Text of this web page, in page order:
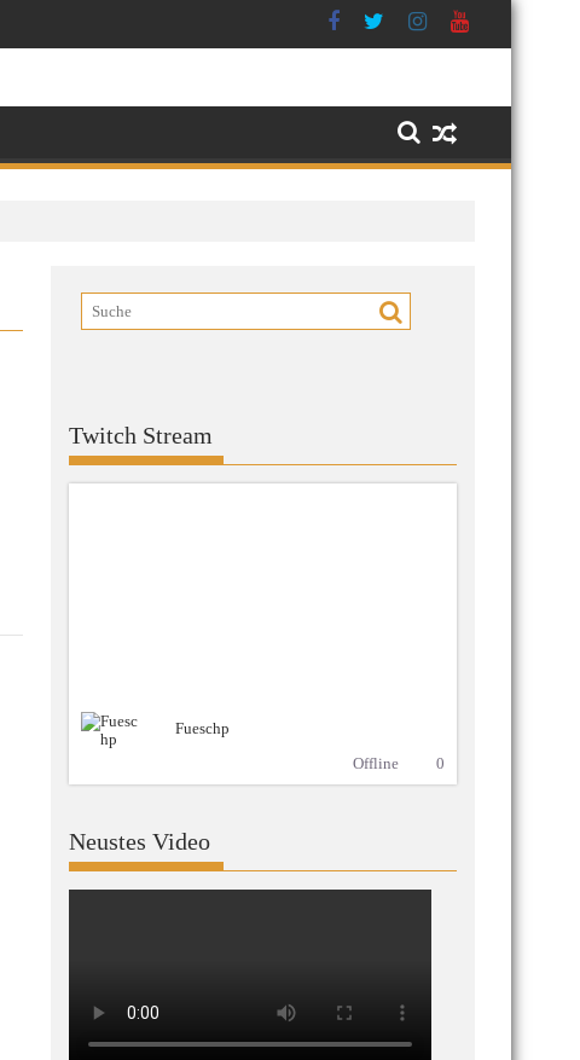
Twitch Stream
Fueschp
Offline
0
Neustes Video